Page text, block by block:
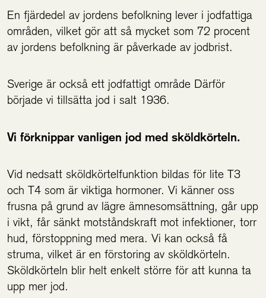
En fjärdedel av jordens befolkning lever i jodfattiga
områden, vilket gör att så mycket som 72 procent
av jordens befolkning är påverkade av jodbrist.
Sverige är också ett jodfattigt område Därför
började vi tillsätta jod i salt 1936.
Vi förknippar vanligen jod med sköldkörteln.
Vid nedsatt sköldkörtelfunktion bildas för lite T3
och T4 som är viktiga hormoner. Vi känner oss
frusna på grund av lägre ämnesomsättning, går upp
i vikt, får sänkt motståndskraft mot infektioner, torr
hud, förstoppning med mera. Vi kan också få
struma, vilket är en förstoring av sköldkörteln.
Sköldkörteln blir helt enkelt större för att kunna ta
upp mer jod.